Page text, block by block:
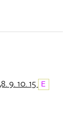
9. 10. 15 E